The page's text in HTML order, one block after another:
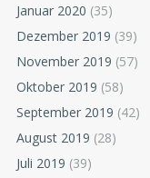
Januar 2020 (35)
Dezember 2019 (39)
November 2019 (57)
Oktober 2019 (58)
September 2019 (42)
August 2019 (28)
Juli 2019 (39)